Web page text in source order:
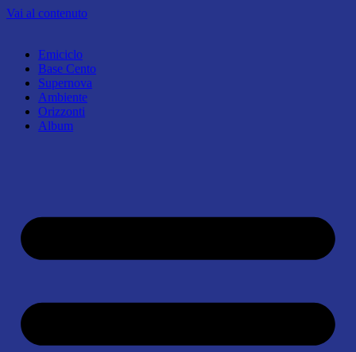
Vai al contenuto
Emiciclo
Base Cento
Supernova
Ambiente
Orizzonti
Album